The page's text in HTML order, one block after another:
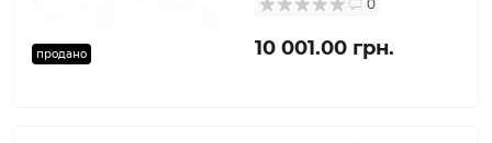
продано
0
10 001.00 грн.